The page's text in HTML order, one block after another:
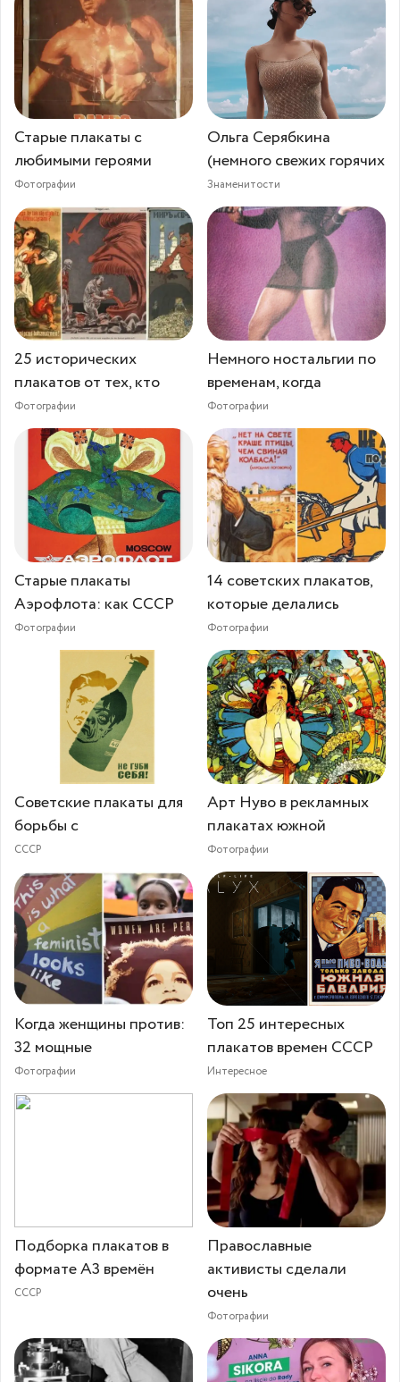
Старые плакаты с
любимыми героями
Фотографии
Ольга Серябкина
(немного свежих горячих
Знаменитости
25 исторических
плакатов от тех, кто
Фотографии
Немного ностальгии по
временам, когда
Фотографии
Старые плакаты
Аэрофлота: как СССР
Фотографии
14 советских плакатов,
которые делались
Фотографии
Советские плакаты для
борьбы с
СССР
Арт Нуво в рекламных
плакатах южной
Фотографии
Когда женщины против:
32 мощные
Фотографии
Топ 25 интересных
плакатов времен СССР
Интересное
Подборка плакатов в
формате А3 времён
СССР
Православные
активисты сделали
очень
Фотографии